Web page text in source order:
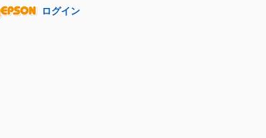
ログイン